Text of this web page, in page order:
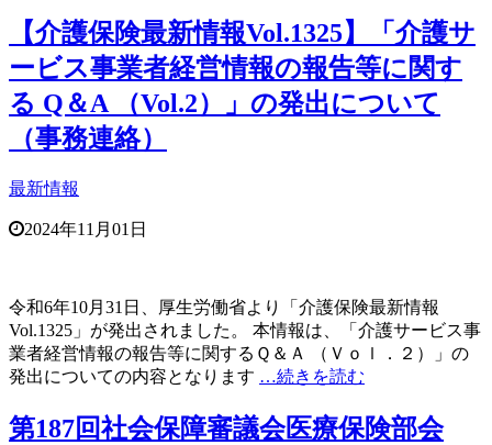
【介護保険最新情報Vol.1325】「介護サ
ービス事業者経営情報の報告等に関す
る Q＆A （Vol.2）」の発出について
（事務連絡）
最新情報
2024年11月01日
令和6年10月31日、厚生労働省より「介護保険最新情報
Vol.1325」が発出されました。 本情報は、「介護サービス事
業者経営情報の報告等に関するＱ＆Ａ （Ｖｏｌ．２）」の
発出についての内容となります …続きを読む
第187回社会保障審議会医療保険部会